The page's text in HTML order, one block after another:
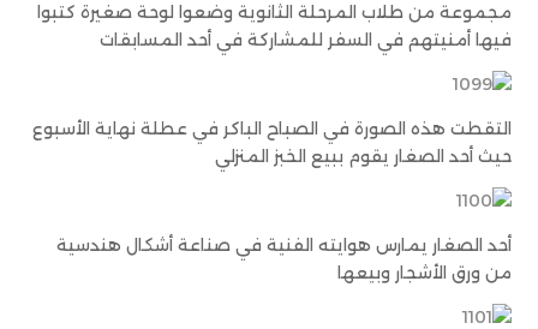
مجموعة من طلاب المرحلة الثانوية وضعوا لوحة صغيرة كتبوا
فيها أمنيتهم في السفر للمشاركة في أحد المسابقات
التقطت هذه الصورة في الصباح الباكر في عطلة نهاية الأسبوع
حيث أحد الصغار يقوم ببيع الخبز المنزلي
أحد الصغار يمارس هوايته الفنية في صناعة أشكال هندسية
من ورق الأشجار وبيعها